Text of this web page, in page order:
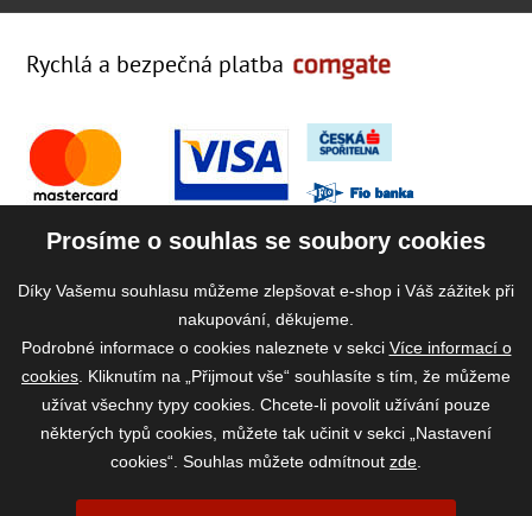
Rychlá a bezpečná platba
2026 ©www.vase-krmivo.cz- Tomáš Kroupa e-shop, Kanice 307, 664 01
Prosíme o souhlas se soubory cookies
Díky Vašemu souhlasu můžeme zlepšovat e-shop i Váš zážitek při
nakupování, děkujeme.
Podrobné informace o cookies naleznete v sekci Více informací o
cookies . Kliknutím na „Přijmout vše“ souhlasíte s tím, že můžeme
užívat všechny typy cookies. Chcete-li povolit užívání pouze
některých typů cookies, můžete tak učinit v sekci „Nastavení
cookies“. Souhlas můžete odmítnout zde